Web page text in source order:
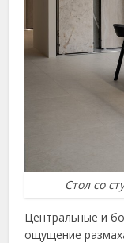
Стол со
Центральные и
ощущение